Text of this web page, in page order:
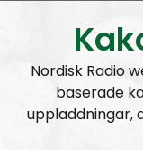
Om
The Nordic
and a sister
. Our
Nordisk Radio
baserade
uppladdningar,